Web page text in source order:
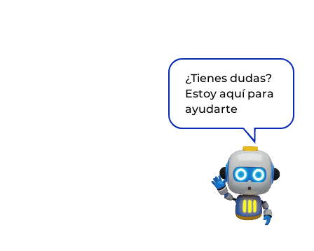
¿Tienes dudas?
Estoy aquí para
ayudarte